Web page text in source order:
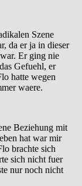
Szene
da er ja in dieser
Er ging nie
Gefuehl, er
hatte wegen
waere.
Beziehung mit
hat war mir
brachte sich
sich nicht fuer
nur noch nicht